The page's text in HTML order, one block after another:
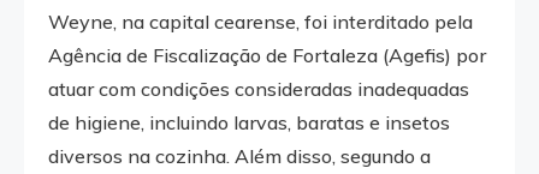
Weyne, na capital cearense, foi interditado pela
Agência de Fiscalização de Fortaleza (Agefis) por
atuar com condições consideradas inadequadas
de higiene, incluindo larvas, baratas e insetos
diversos na cozinha. Além disso, segundo a